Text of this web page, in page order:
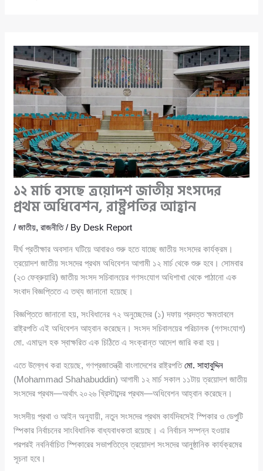
১২ মার্চ বসছে ত্রয়োদশ জাতীয় সংসদের
প্রথম অধিবেশন, রাষ্ট্রপতির আহ্বান
/জাতীয়,রাজনীতি/ By Desk Report
দীর্ঘ প্রতীক্ষার অবসান ঘটিয়ে আবারও শুরু হতে যাচ্ছে জাতীয় সংসদের কার্যক্রম।
ত্রয়োদশ জাতীয় সংসদের প্রথম অধিবেশন আগামী ১২ মার্চ থেকে শুরু হবে। সোমবার
(২৩ ফেব্রুয়ারি) জাতীয় সংসদ সচিবালয়ের গণসংযোগ অধিশাখা থেকে পাঠানো এক
সংবাদ বিজ্ঞপ্তিতে এ তথ্য জানানো হয়েছে।
বিজ্ঞপ্তিতে জানানো হয়, সংবিধানের ৭২ অনুচ্ছেদের (১) দফায় প্রদত্ত ক্ষমতাবলে
রাষ্ট্রপতি এই অধিবেশন আহ্বান করেছেন। সংসদ সচিবালয়ের পরিচালক (গণসংযোগ)
মো. এমাদুল হক স্বাক্ষরিত এক চিঠিতে এ সংক্রান্ত আদেশ জারি করা হয়।
এতে উল্লেখ করা হয়েছে, গণপ্রজাতন্ত্রী বাংলাদেশের রাষ্ট্রপতিমো. সাহাবুদ্দিন
(Mohammad Shahabuddin) আগামী ১২ মার্চ সকাল ১১টায় ত্রয়োদশ জাতীয়
সংসদের প্রথম—অর্থাৎ ২০২৬ খ্রিস্টাব্দের প্রথম—অধিবেশন আহ্বান করেছেন।
সংসদীয় প্রথা ও আইন অনুযায়ী, নতুন সংসদের প্রথম কার্যদিবসেই স্পিকার ও ডেপুটি
স্পিকার নির্বাচনের সাংবিধানিক বাধ্যবাধকতা রয়েছে। এ নির্বাচন সম্পন্ন হওয়ার
পরপরই নবনির্বাচিত স্পিকারের সভাপতিত্বে ত্রয়োদশ সংসদের আনুষ্ঠানিক কার্যক্রমের
সূচনা হবে।